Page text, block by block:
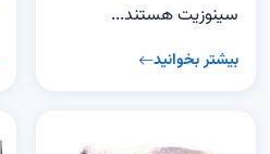
سینوزیت هستند...
بیشتر بخوانید